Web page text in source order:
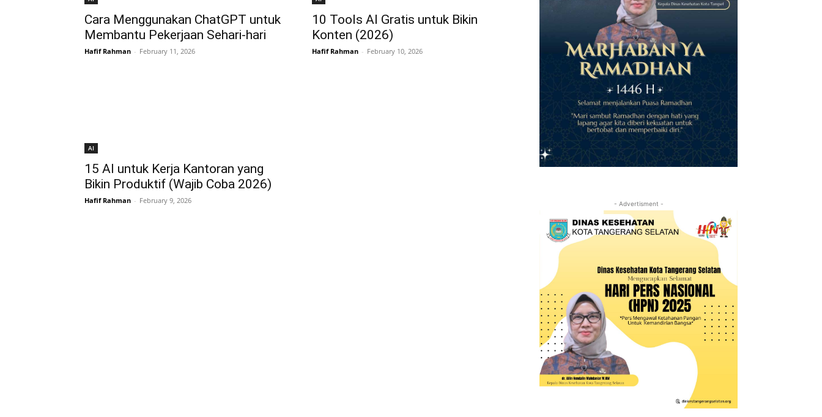
Cara Menggunakan ChatGPT untuk
Membantu Pekerjaan Sehari-hari
Hafif Rahman - February 11, 2026
10 Tools AI Gratis untuk Bikin
Konten (2026)
Hafif Rahman - February 10, 2026
AI
15 AI untuk Kerja Kantoran yang
Bikin Produktif (Wajib Coba 2026)
Hafif Rahman - February 9, 2026 - Advertisment -